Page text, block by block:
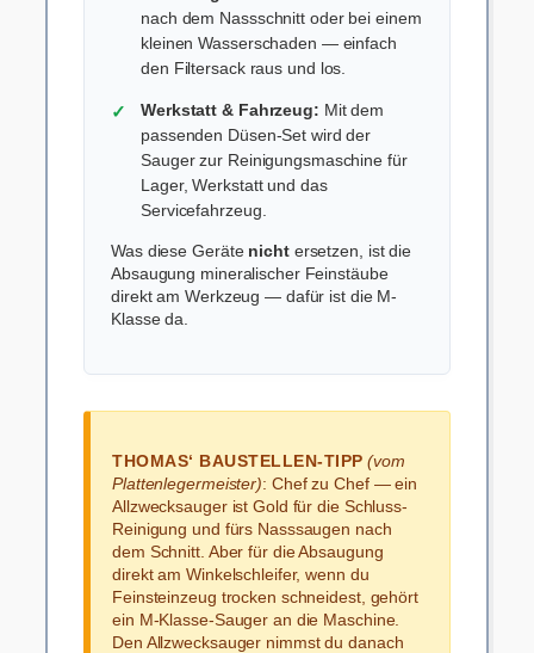
nach dem Nassschnitt oder bei einem
kleinen Wasserschaden — einfach
den Filtersack raus und los.
Werkstatt & Fahrzeug: Mit dem
passenden Düsen-Set wird der
Sauger zur Reinigungsmaschine für
Lager, Werkstatt und das
Servicefahrzeug.
Was diese Geräte nichtersetzen, ist die
Absaugung mineralischer Feinstäube
direkt am Werkzeug — dafür ist die M-
Klasse da.
THOMAS‘ BAUSTELLEN-TIPP (vom
Plattenlegermeister): Chef zu Chef — ein
Allzwecksauger ist Gold für die Schluss-
Reinigung und fürs Nasssaugen nach
dem Schnitt. Aber für die Absaugung
direkt am Winkelschleifer, wenn du
Feinsteinzeug trocken schneidest, gehört
ein M-Klasse-Sauger an die Maschine.
Den Allzwecksauger nimmst du danach